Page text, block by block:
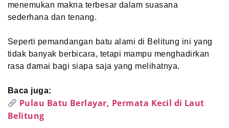
menemukan makna terbesar dalam suasana
sederhana dan tenang.
Seperti pemandangan batu alami di Belitung ini yang
tidak banyak berbicara, tetapi mampu menghadirkan
rasa damai bagi siapa saja yang melihatnya.
Baca juga:
Pulau Batu Berlayar, Permata Kecil di Laut
Belitung